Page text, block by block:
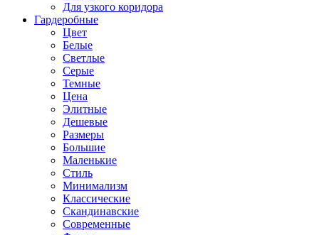
Для узкого коридора
Гардеробные
Цвет
Белые
Светлые
Серые
Темные
Цена
Элитные
Дешевые
Размеры
Большие
Маленькие
Стиль
Минимализм
Классические
Скандинавские
Современные